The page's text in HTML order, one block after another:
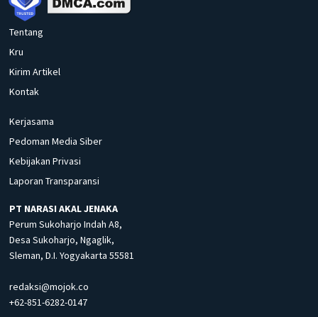
Tentang
Kru
Kirim Artikel
Kontak
Kerjasama
Pedoman Media Siber
Kebijakan Privasi
Laporan Transparansi
PT NARASI AKAL JENAKA
Perum Sukoharjo Indah A8,
Desa Sukoharjo, Ngaglik,
Sleman, D.I. Yogyakarta 55581
redaksi@mojok.co
+62-851-6282-0147